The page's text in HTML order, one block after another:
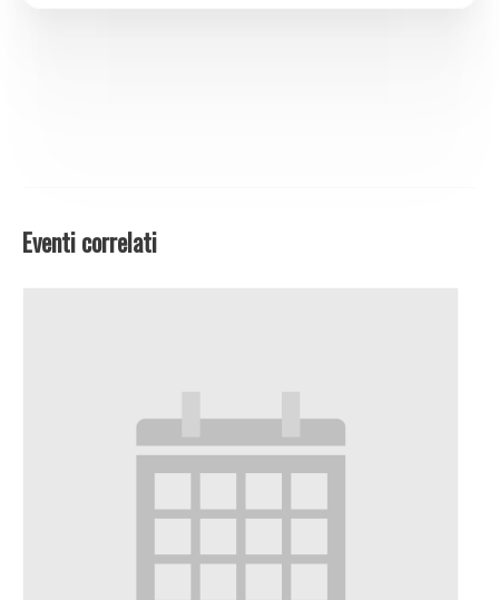
Eventi correlati